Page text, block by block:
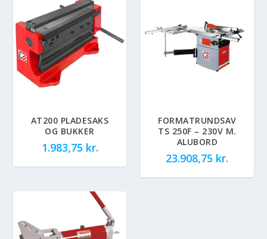
AT200 PLADESAKS
OG BUKKER
1.983,75 kr.
FORMATRUNDSAV
TS 250F – 230V M.
ALUBORD
23.908,75 kr.